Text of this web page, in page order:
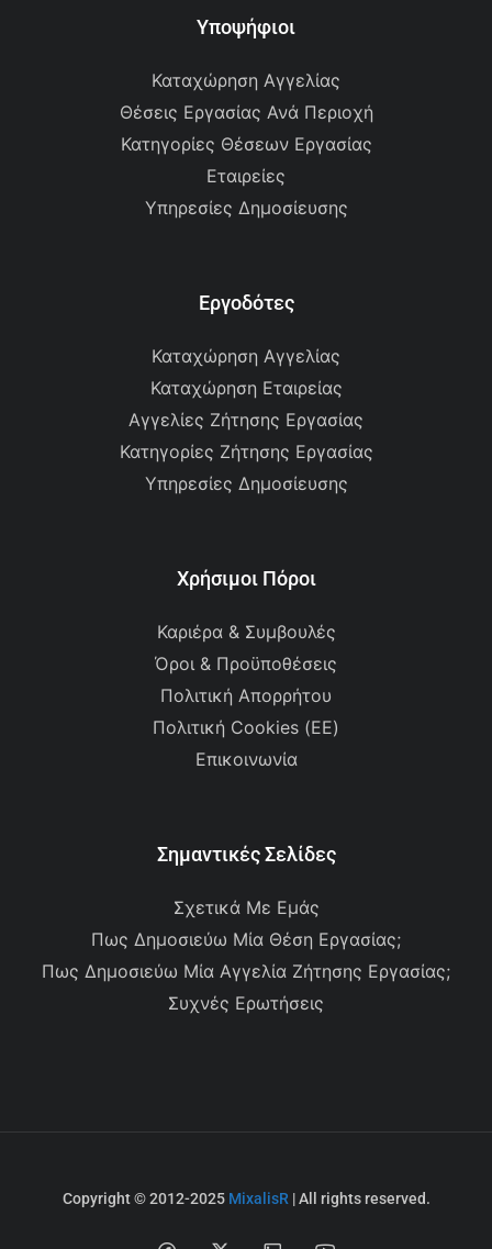
Υποψήφιοι
Καταχώρηση Αγγελίας
Θέσεις Εργασίας Ανά Περιοχή
Κατηγορίες Θέσεων Εργασίας
Εταιρείες
Υπηρεσίες Δημοσίευσης
Εργοδότες
Καταχώρηση Αγγελίας
Καταχώρηση Εταιρείας
Αγγελίες Ζήτησης Εργασίας
Κατηγορίες Ζήτησης Εργασίας
Υπηρεσίες Δημοσίευσης
Χρήσιμοι Πόροι
Καριέρα & Συμβουλές
Όροι & Προϋποθέσεις
Πολιτική Απορρήτου
Πολιτική Cookies (ΕΕ)
Επικοινωνία
Σημαντικές Σελίδες
Σχετικά Με Εμάς
Πως Δημοσιεύω Μία Θέση Εργασίας;
Πως Δημοσιεύω Μία Αγγελία Ζήτησης Εργασίας;
Συχνές Ερωτήσεις
Copyright © 2012-2025 MixalisR | All rights reserved.